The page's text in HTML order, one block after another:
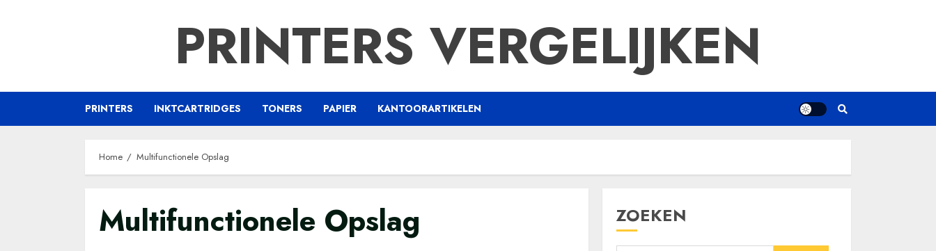
PRINTERS VERGELIJKEN
PRINTERS INKTCARTRIDGES TONERS PAPIER KANTOORARTIKELEN
Home Multifunctionele Opslag
Multifunctionele Opslag ZOEKEN